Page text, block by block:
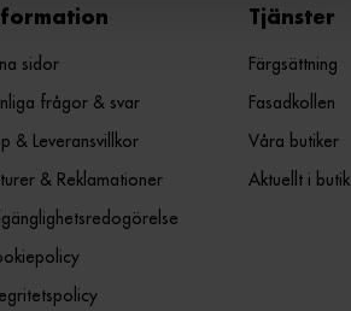
sidor
frågor & svar
& Leveransvillkor
& Reklamationer
Tjänster
Färgsättning
Fasadkollen
Våra butiker
Aktuellt i butik